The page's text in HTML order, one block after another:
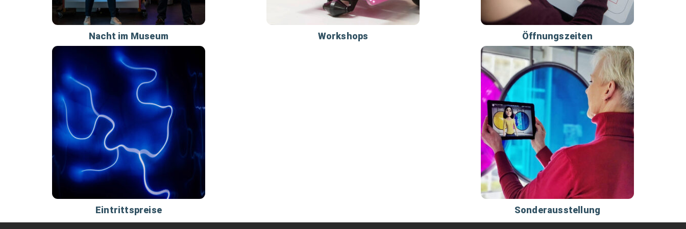
Nacht im Museum Workshops Öffnungszeiten
Eintrittspreise Sonderausstellung